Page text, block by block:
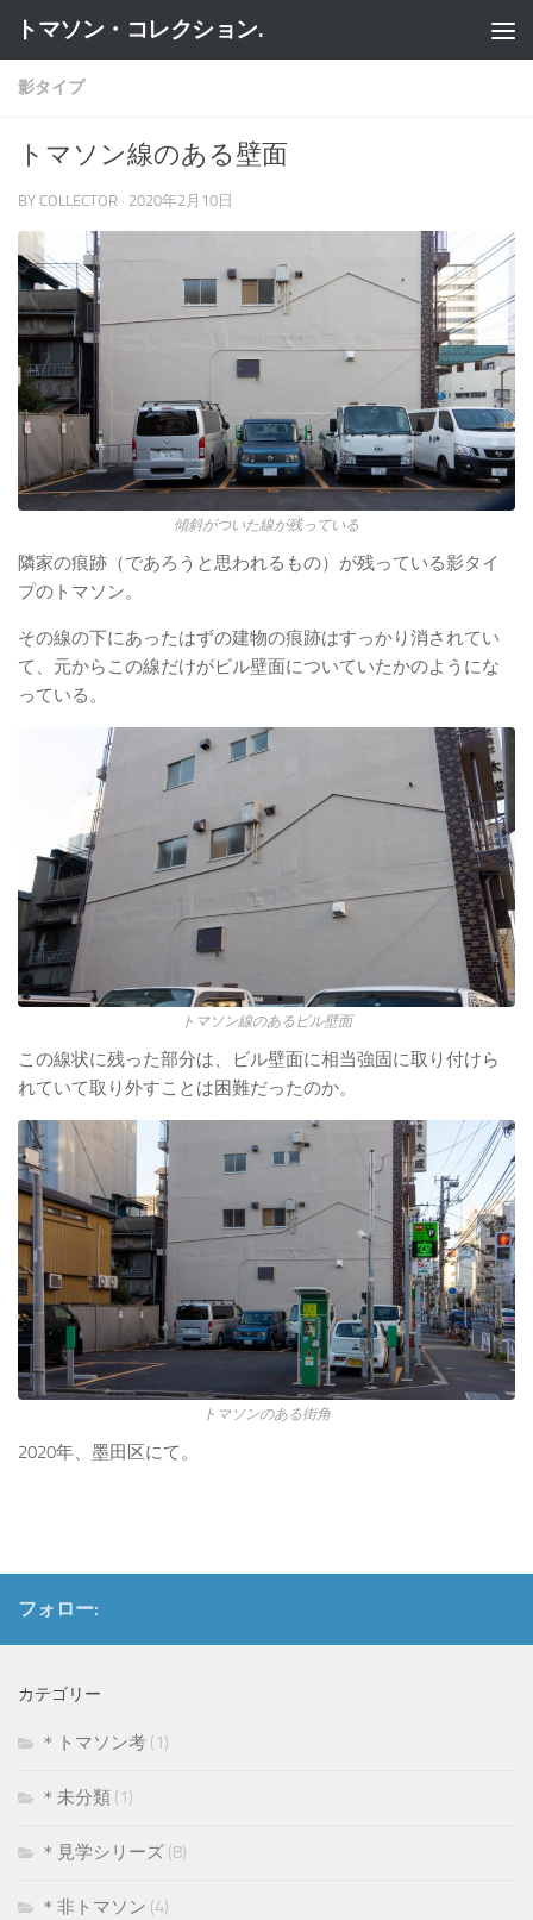
コンテンツへスキップ
トマソン・コレクション.
影タイプ
トマソン線のある壁面
BY COLLECTOR · 2020年2月10日
傾斜がついた線が残っている
隣家の痕跡（であろうと思われるもの）が残っている影タイ
プのトマソン。
その線の下にあったはずの建物の痕跡はすっかり消されてい
て、元からこの線だけがビル壁面についていたかのようにな
っている。
トマソン線のあるビル壁面
この線状に残った部分は、ビル壁面に相当強固に取り付けら
れていて取り外すことは困難だったのか。
トマソンのある街角
2020年、墨田区にて。
フォロー:
カテゴリー
＊トマソン考 (1)
＊未分類 (1)
＊見学シリーズ (8)
＊非トマソン (4)